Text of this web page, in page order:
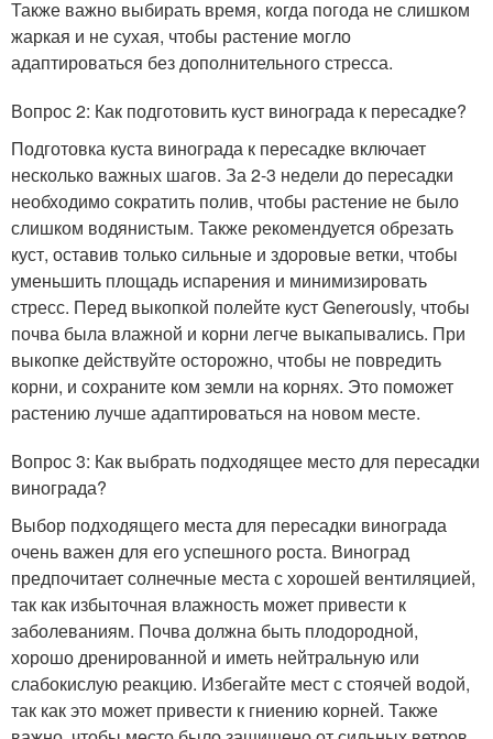
Также важно выбирать время, когда погода не слишком
жаркая и не сухая, чтобы растение могло
адаптироваться без дополнительного стресса.
Вопрос 2: Как подготовить куст винограда к пересадке?
Подготовка куста винограда к пересадке включает
несколько важных шагов. За 2-3 недели до пересадки
необходимо сократить полив, чтобы растение не было
слишком водянистым. Также рекомендуется обрезать
куст, оставив только сильные и здоровые ветки, чтобы
уменьшить площадь испарения и минимизировать
стресс. Перед выкопкой полейте куст Generously, чтобы
почва была влажной и корни легче выкапывались. При
выкопке действуйте осторожно, чтобы не повредить
корни, и сохраните ком земли на корнях. Это поможет
растению лучше адаптироваться на новом месте.
Вопрос 3: Как выбрать подходящее место для пересадки
винограда?
Выбор подходящего места для пересадки винограда
очень важен для его успешного роста. Виноград
предпочитает солнечные места с хорошей вентиляцией,
так как избыточная влажность может привести к
заболеваниям. Почва должна быть плодородной,
хорошо дренированной и иметь нейтральную или
слабокислую реакцию. Избегайте мест с стоячей водой,
так как это может привести к гниению корней. Также